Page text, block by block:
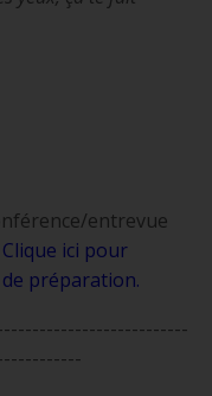
entrevue
Clique ici pour
préparation.